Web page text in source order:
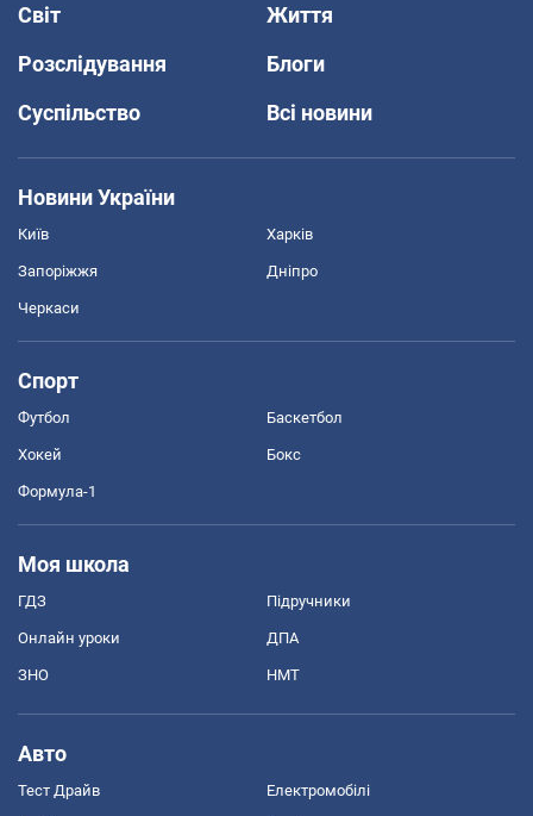
Світ
Життя
Розслідування
Блоги
Суспільство
Всі новини
Новини України
Київ Харків
Запоріжжя Дніпро
Черкаси
Спорт
Футбол Баскетбол
Хокей Бокс
Формула-1
Моя школа
ГДЗ Підручники
Онлайн уроки ДПА
ЗНО НМТ
Авто
Тест Драйв Електромобілі